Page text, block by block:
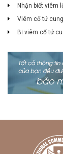
Nhận biết viêm
Viêm cổ tử
Bị viêm cổ tử